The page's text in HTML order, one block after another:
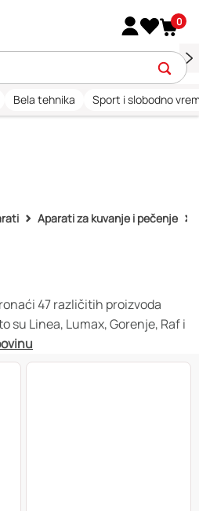
0
Bela tehnika Sport i slobodno
Aparati za kuvanje i pečenje
47 različitih proizvoda
su Linea, Lumax, Gorenje, Raf i